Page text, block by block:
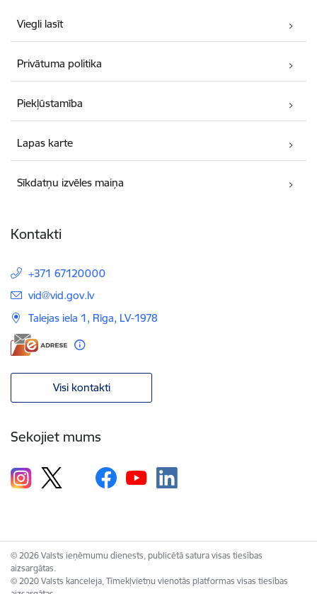
Viegli lasīt
Privātuma politika
Piekļūstamība
Lapas karte
Sīkdatņu izvēles maiņa
Kontakti
+371 67120000
E-pasts:
vid@vid.gov.lv
Talejas iela 1, Rīga, LV-1978
Visi kontakti
Sekojiet mums
© 2026 Valsts ieņēmumu dienests, publicētā satura visas tiesības
aizsargātas.
© 2020 Valsts kanceleja, Tīmekļvietņu vienotās platformas visas tiesības